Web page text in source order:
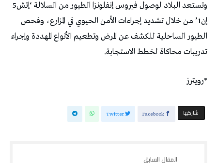
وتستعد البلاد لوصول فيروس إنفلونزا الطيور من السلالة ‘إتش5
إن1’ من ‌خلال تشديد ⁠إجراءات الأمن الحيوي في المزارع، وفحص
‌الطيور الساحلية للكشف عن المرض وتطعيم الأنواع المهددة ‌وإجراء
⁠تدريبات محاكاة لخطط الاستجابة.
*رويترز
‫‫ شاركها‬ Facebook
Twitter